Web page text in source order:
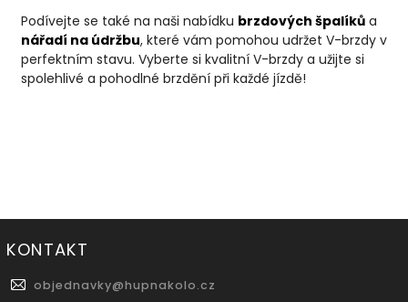
Podívejte se také na naši nabídku brzdových špalíků a
nářadí na údržbu, které vám pomohou udržet V-brzdy v
perfektním stavu. Vyberte si kvalitní V-brzdy a užijte si
spolehlivé a pohodlné brzdění při každé jízdě!
KONTAKT
objednavky@hupnakolo.cz